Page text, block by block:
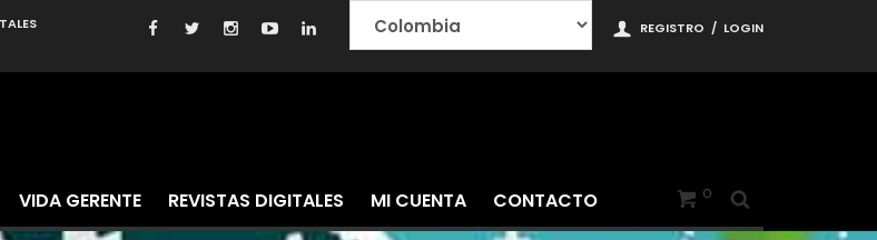
REGISTRO / LOGIN
0
VIDA GERENTE REVISTAS DIGITALES MI CUENTA CONTACTO